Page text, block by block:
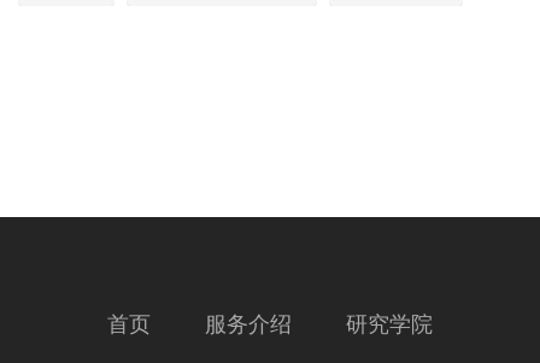
首页 服务介绍 研究学院